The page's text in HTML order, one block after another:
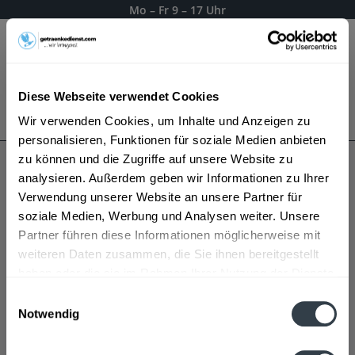
Diese Webseite verwendet Cookies
Wir verwenden Cookies, um Inhalte und Anzeigen zu
personalisieren, Funktionen für soziale Medien anbieten
zu können und die Zugriffe auf unsere Website zu
analysieren. Außerdem geben wir Informationen zu Ihrer
Verwendung unserer Website an unsere Partner für
soziale Medien, Werbung und Analysen weiter. Unsere
Partner führen diese Informationen möglicherweise mit
weiteren Daten zusammen, die Sie ihnen bereitgestellt
Notwendig
Mo – Fr 9 – 17 Uhr
Es gilt unsereDatenschutzerklärung
Bad Harzburger